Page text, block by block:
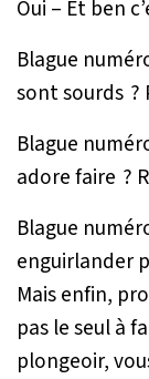
Oui – Et ben
Blague
sont sourds ?
Blague
adore faire ?
Blague
enguirlander
Mais enfin,
pas le seul à
plongeoir,